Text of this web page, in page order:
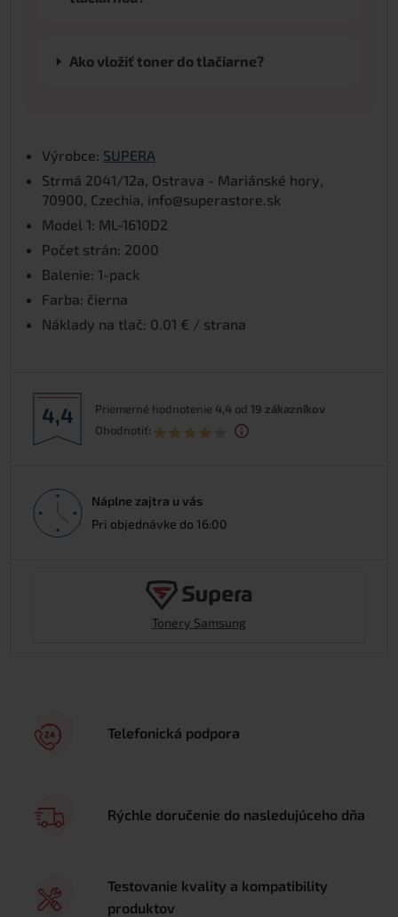
Ako vložiť toner do tlačiarne?
Výrobce: SUPERA
Strmá 2041/12a, Ostrava - Mariánské hory,
70900, Czechia, info@superastore.sk
Model 1: ML-1610D2
Počet strán: 2000
Balenie: 1-pack
Farba: čierna
Náklady na tlač: 0.01 € / strana
4,4 Priemerné hodnotenie 4,4 od 19 zákazníkov
Ohodnotiť:
Náplne zajtra u vás
Pri objednávke do 16:00
Tonery Samsung
Telefonická podpora
Rýchle doručenie do nasledujúceho dňa
Testovanie kvality a kompatibility
produktov